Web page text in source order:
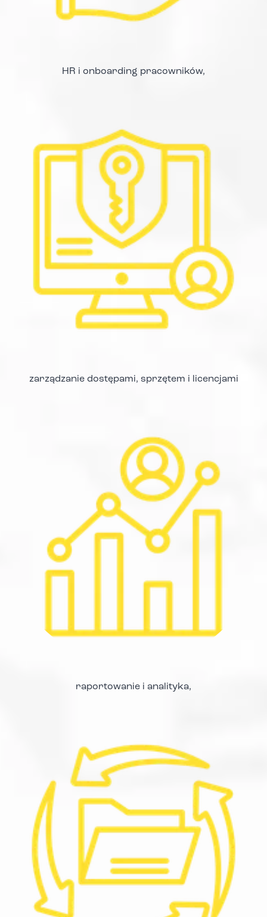
HR i onboarding pracowników,
zarządzanie dostępami, sprzętem i licencjami
raportowanie i analityka,